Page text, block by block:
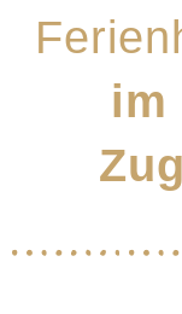
im